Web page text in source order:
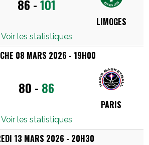
Voir les statistiques
86 -101
LIMOGES
08 MARS 2026 - 19H00
Voir les statistiques
80 - 86
PARIS
13 MARS 2026 - 20H30